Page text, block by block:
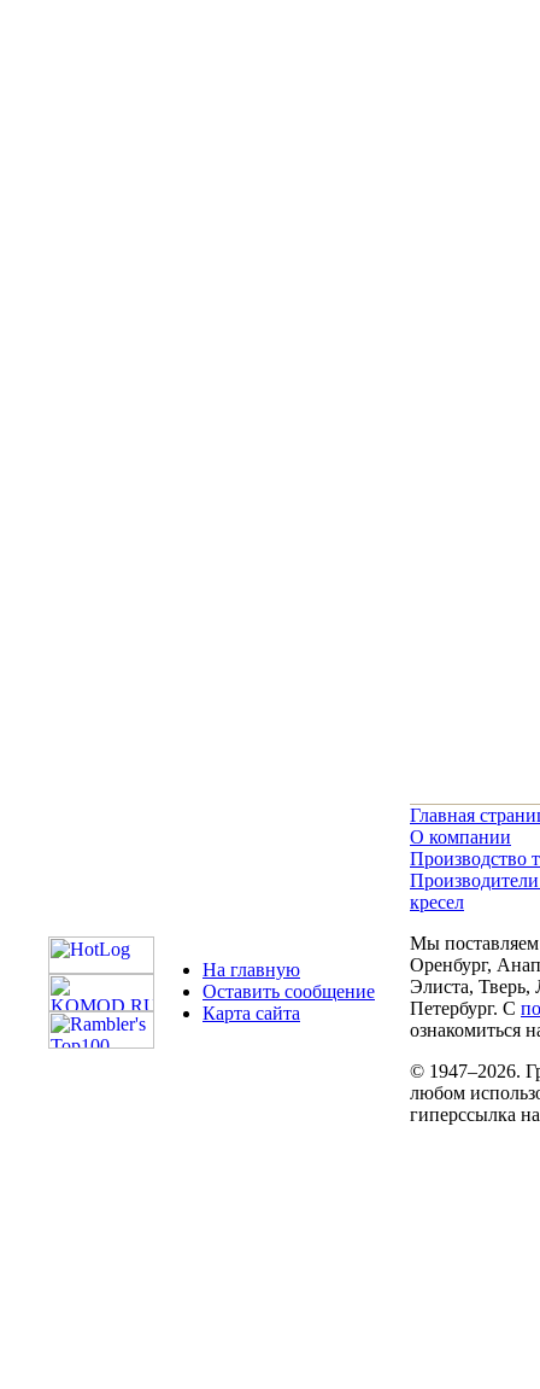
На главную
Оставить сообщение
Карта сайта
Главная
О компании
Производство
кресел
Мы поставляем
Оренбург,
Элиста, Тверь,
Петербург. С
ознакомиться
© 1947–2026.
любом
гиперссылка